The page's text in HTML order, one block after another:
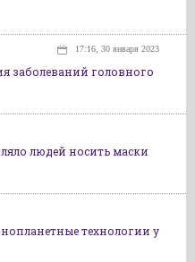
17:16, 30 января 2023
заболеваний головного
людей носить маски
технологии у